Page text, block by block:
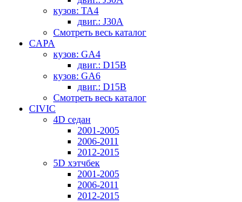
кузов: TA4
двиг.: J30A
Смотреть весь каталог
CAPA
кузов: GA4
двиг.: D15B
кузов: GA6
двиг.: D15B
Смотреть весь каталог
CIVIC
4D седан
2001-2005
2006-2011
2012-2015
5D хэтчбек
2001-2005
2006-2011
2012-2015